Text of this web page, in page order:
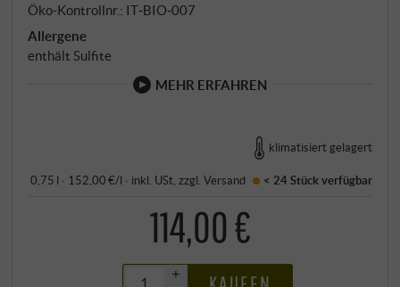
Öko-Kontrollnr.: IT‑BIO‑007
Allergene
enthält Sulfite
MEHR ERFAHREN
klimatisiert gelagert
0,75 l · 152,00 €/l · inkl. USt , zzgl.Versand < 24 Stückverfügbar
114,00 €
+